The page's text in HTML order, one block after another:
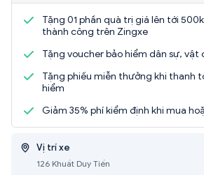
Tặng 01 phần quà trị giá lên tới
thành công trên Zingxe
Tặng voucher bảo hiểm dân sự, vật
Tặng phiếu miễn thưởng khi thanh
hiểm
Giảm 35% phí kiểm định khi mua
Vị trí xe
126 Khuất Duy Tiến